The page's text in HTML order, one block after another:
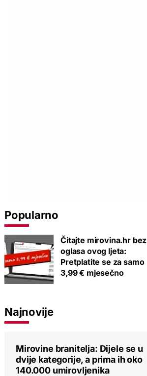
Popularno
Čitajte mirovina.hr bez
oglasa ovog ljeta:
Pretplatite se za samo
3,99 € mjesečno
Najnovije
Mirovine branitelja: Dijele se u
dvije kategorije, a prima ih oko
140.000 umirovljenika